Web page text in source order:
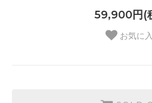
59,900円(
お気に